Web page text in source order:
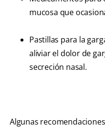
mucosa que
Pastillas para la
aliviar el dolor de
secreción nasal.
Algunas